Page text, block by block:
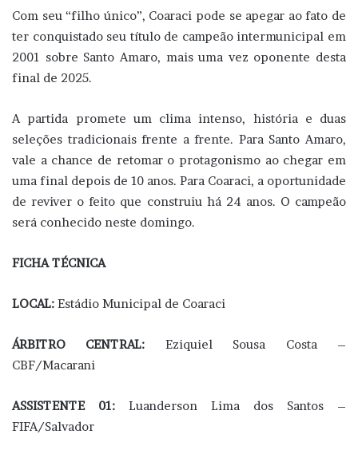
Com seu “filho único”, Coaraci pode se apegar ao fato de
ter conquistado seu título de campeão intermunicipal em
2001 sobre Santo Amaro, mais uma vez oponente desta
final de 2025.
A partida promete um clima intenso, história e duas
seleções tradicionais frente a frente. Para Santo Amaro,
vale a chance de retomar o protagonismo ao chegar em
uma final depois de 10 anos. Para Coaraci, a oportunidade
de reviver o feito que construiu há 24 anos. O campeão
será conhecido neste domingo.
FICHA TÉCNICA
LOCAL: Estádio Municipal de Coaraci
ÁRBITRO CENTRAL: Eziquiel Sousa Costa –
CBF/Macarani
ASSISTENTE 01: Luanderson Lima dos Santos –
FIFA/Salvador